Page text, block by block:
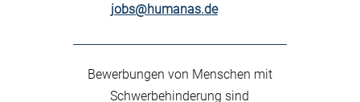
jobs@humanas.de
Bewerbungen von Menschen mit
Schwerbehinderung sind